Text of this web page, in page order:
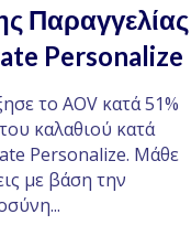
Παραγγελίας
Personalize
το AOV κατά 51%
καλαθιού κατά
Personalize. Μάθε
με βάση την